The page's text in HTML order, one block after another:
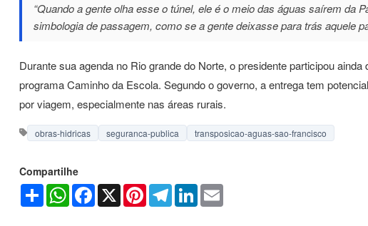
“Quando a gente olha esse o túnel, ele é o meio das águas saírem da
simbologia de passagem, como se a gente deixasse para trás aquele
Durante sua agenda no Rio grande do Norte, o presidente participou
programa Caminho da Escola. Segundo o governo, a entrega tem
por viagem, especialmente nas áreas rurais.
obras-hidricas seguranca-publica transposicao-aguas-sao-francisco
Compartilhe
Share WhatsAppFacebook
X PinterestTelegramLinkedIn